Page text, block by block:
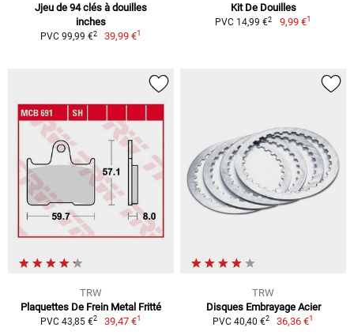
Jjeu de 94 clés à douilles
inches
PVC 99,99 €2 39,99 €1
Kit De Douilles
PVC 14,99 €2 9,99 €1
TRW
Plaquettes De Frein Metal Fritté
PVC 43,85 €2 39,47 €1
TRW
Disques Embrayage Acier
PVC 40,40 €2 36,36 €1